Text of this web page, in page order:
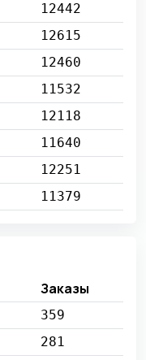
12442
12615
12460
11532
12118
11640
12251
11379
Заказы
359
281